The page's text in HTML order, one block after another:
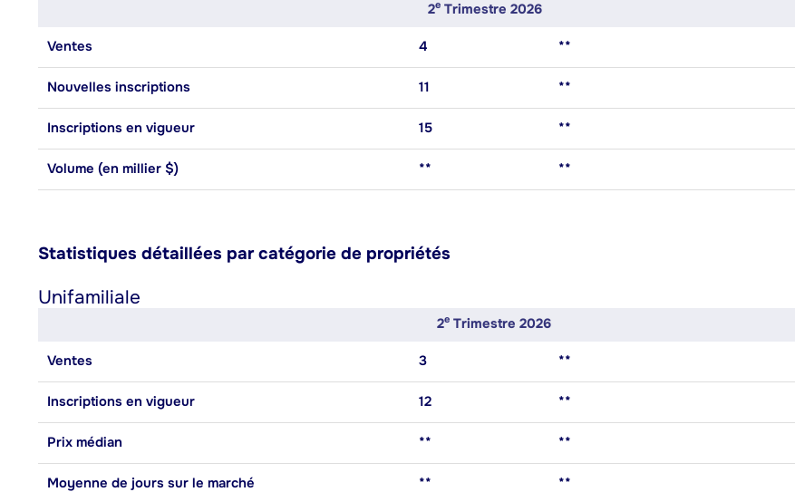
2E Trimestre 2026
Ventes 4 **
Nouvelles inscriptions 11 **
Inscriptions en vigueur 15 **
Volume (en millier $) ** **
Statistiques détaillées par catégorie de propriétés
Unifamiliale
2E Trimestre 2026
Ventes 3 **
Inscriptions en vigueur 12 **
Prix médian ** **
Moyenne de jours sur le marché ** **